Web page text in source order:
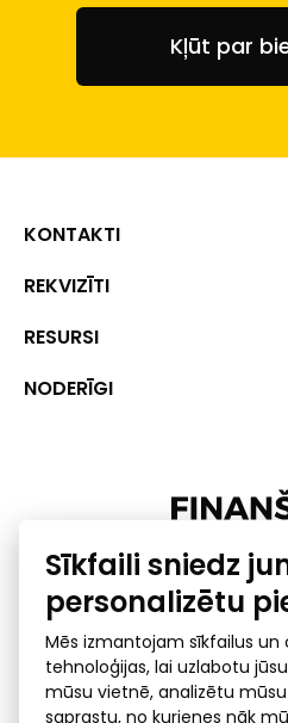
Kļūt par
KONTAKTI
Biznesa centrs "VERDE" Roberta
1045
+371 287 18175
REKVIZĪTI
Reģ. Nr. 40008002175
Banka: SEB Banka
RESURSI
Dati
Uzņēmumu kredītspējas
NODERĪGI
Ombuds
Sīkfaili sniedz
personalizētu
Mēs izmantojam sīkfailus un
tehnoloģijas, lai uzlabotu
mūsu vietnē, analizētu
saprastu, no kurienes nāk